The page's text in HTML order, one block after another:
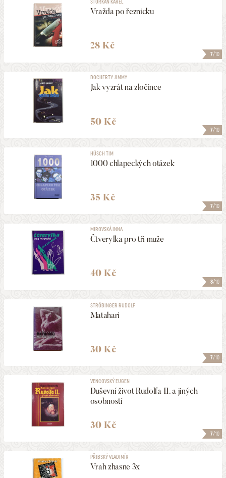
7/10
ŠTORKÁN KAREL
Vražda po řeznicku
28 Kč
7/10
DOCHERTY JIMMY
Jak vyzrát na zločince
50 Kč
7/10
HÜSCH TIM
1000 chlapeckých otázek
35 Kč
8/10
MIROVSKÁ INNA
Čtverylka pro tři muže
40 Kč
7/10
STRÖBINGER RUDOLF
Matahari
30 Kč
7/10
VENCOVSKÝ EUGEN
Duševní život Rudolfa II. a jiných
osobností
30 Kč
PŘIBSKÝ VLADIMÍR
Vrah zhasne 3x